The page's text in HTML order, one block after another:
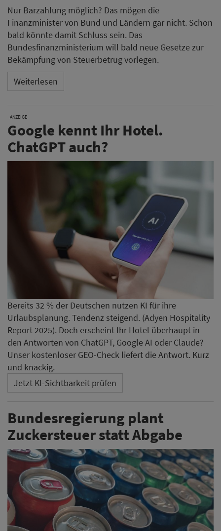
Nur Barzahlung möglich? Das mögen die
Finanzminister von Bund und Ländern gar nicht. Schon
bald könnte damit Schluss sein. Das
Bundesfinanzministerium will bald neue Gesetze zur
Bekämpfung von Steuerbetrug vorlegen.
Weiterlesen
ANZEIGE
Google kennt Ihr Hotel.
ChatGPT auch?
Bereits 32 % der Deutschen nutzen KI für ihre
Urlaubsplanung. Tendenz steigend. (Adyen Hospitality
Report 2025). Doch erscheint Ihr Hotel überhaupt in
den Antworten von ChatGPT, Google AI oder Claude?
Unser kostenloser GEO-Check liefert die Antwort. Kurz
und knackig.
Jetzt KI-Sichtbarkeit prüfen
Bundesregierung plant
Zuckersteuer statt Abgabe